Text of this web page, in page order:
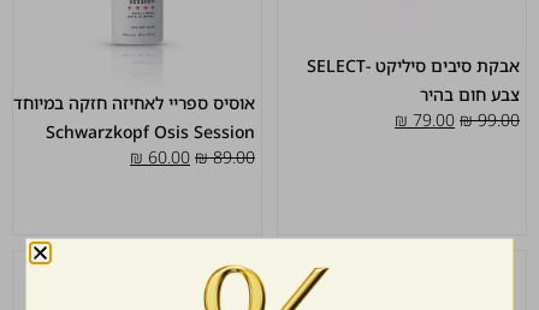
אבקת סיבים סיליקט -SELECT
צבע חום בהיר
99.00
₪
79.00
₪
אוסיס ספריי לאחיזה חזקה במיוחד
Schwarzkopf Osis Session
89.00
₪
60.00
₪